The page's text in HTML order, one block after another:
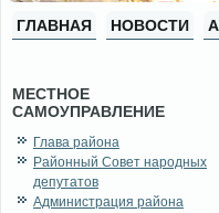
ГЛАВНАЯ НОВОСТИ
МЕСТНОЕ
САМОУПРАВЛЕНИЕ
Глава района
Районный Совет народных
депутатов
Администрация района